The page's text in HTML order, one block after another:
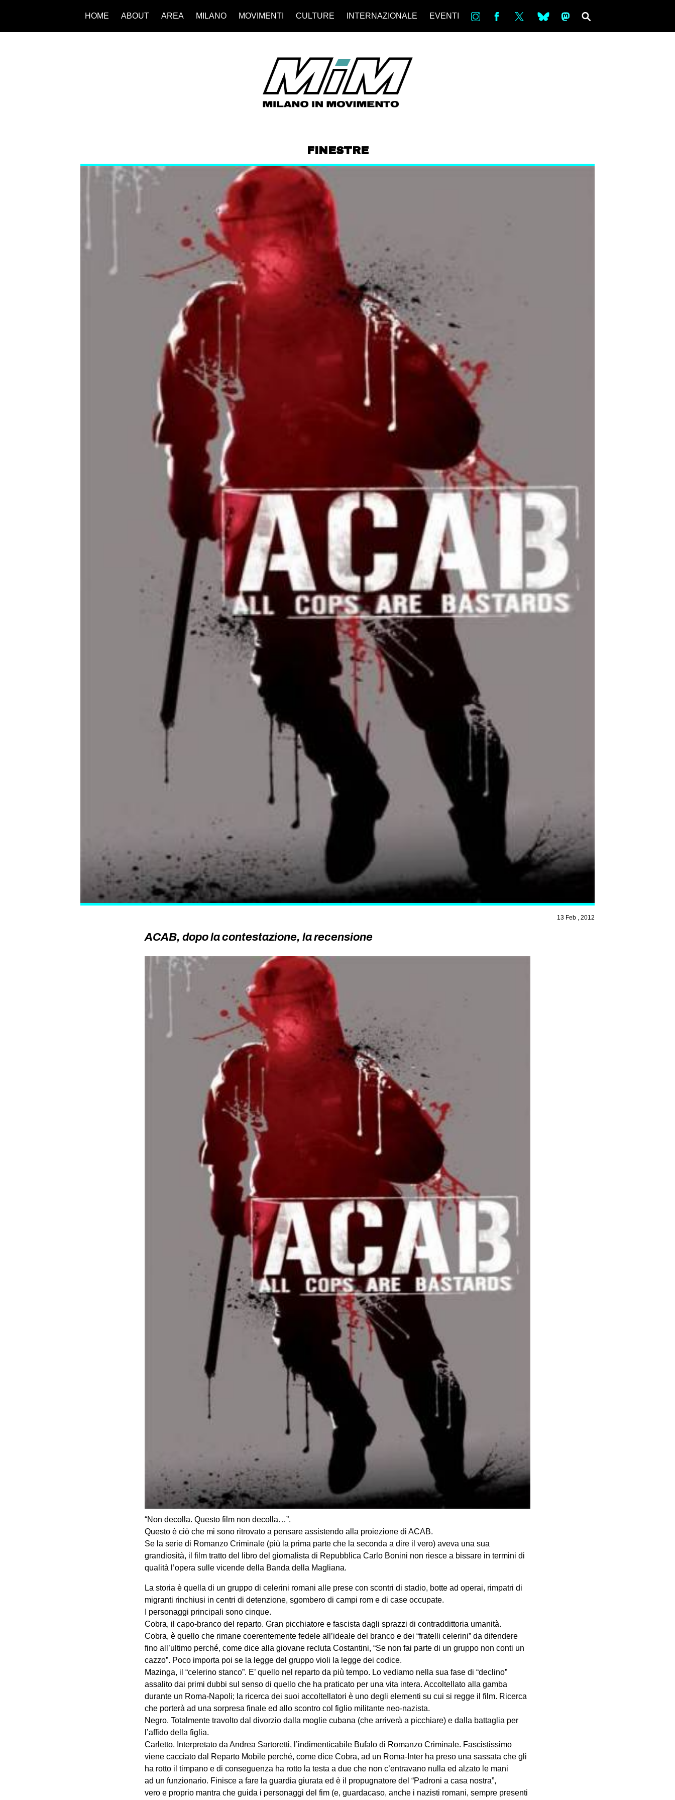
HOME ABOUT AREA MILANO MOVIMENTI CULTURE INTERNAZIONALE EVENTI in bsky ms
FINESTRE
13 Feb , 2012
ACAB, dopo la contestazione, la recensione
“Non decolla. Questo film non decolla…”.
Questo è ciò che mi sono ritrovato a pensare assistendo alla proiezione di ACAB.
Se la serie di Romanzo Criminale (più la prima parte che la seconda a dire il vero) aveva una sua
grandiosità, il film tratto del libro del giornalista di Repubblica Carlo Bonini non riesce a bissare in termini di
qualità l’opera sulle vicende della Banda della Magliana.
La storia è quella di un gruppo di celerini romani alle prese con scontri di stadio, botte ad operai, rimpatri di
migranti rinchiusi in centri di detenzione, sgombero di campi rom e di case occupate.
I personaggi principali sono cinque.
Cobra, il capo-branco del reparto. Gran picchiatore e fascista dagli sprazzi di contraddittoria umanità.
Cobra, è quello che rimane coerentemente fedele all’ideale del branco e dei “fratelli celerini” da difendere
fino all’ultimo perché, come dice alla giovane recluta Costantini, “Se non fai parte di un gruppo non conti un
cazzo”. Poco importa poi se la legge del gruppo violi la legge dei codice.
Mazinga, il “celerino stanco”. E’ quello nel reparto da più tempo. Lo vediamo nella sua fase di “declino”
assalito dai primi dubbi sul senso di quello che ha praticato per una vita intera. Accoltellato alla gamba
durante un Roma-Napoli; la ricerca dei suoi accoltellatori è uno degli elementi su cui si regge il film. Ricerca
che porterà ad una sorpresa finale ed allo scontro col figlio militante neo-nazista.
Negro. Totalmente travolto dal divorzio dalla moglie cubana (che arriverà a picchiare) e dalla battaglia per
l’affido della figlia.
Carletto. Interpretato da Andrea Sartoretti, l’indimenticabile Bufalo di Romanzo Criminale. Fascistissimo
viene cacciato dal Reparto Mobile perché, come dice Cobra, ad un Roma-Inter ha preso una sassata che gli
ha rotto il timpano e di conseguenza ha rotto la testa a due che non c’entravano nulla ed alzato le mani
ad un funzionario. Finisce a fare la guardia giurata ed è il propugnatore del “Padroni a casa nostra”,
vero e proprio mantra che guida i personaggi del fim (e, guardacaso, anche i nazisti romani, sempre presenti